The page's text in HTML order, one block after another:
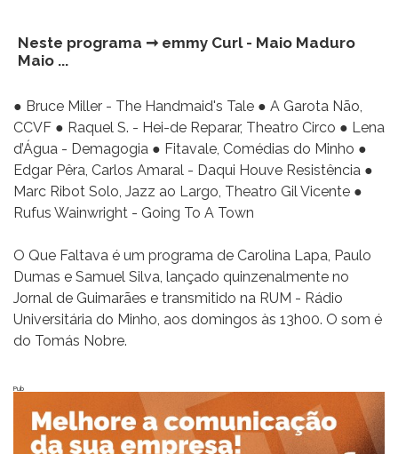
Neste programa ➞ emmy Curl - Maio Maduro
Maio ...
● Bruce Miller - The Handmaid's Tale ● A Garota Não,
CCVF ● Raquel S. - Hei-de Reparar, Theatro Circo ● Lena
d’Água - Demagogia ● Fitavale, Comédias do Minho ●
Edgar Pêra, Carlos Amaral - Daqui Houve Resistência ●
Marc Ribot Solo, Jazz ao Largo, Theatro Gil Vicente ●
Rufus Wainwright - Going To A Town
O Que Faltava é um programa de Carolina Lapa, Paulo
Dumas e Samuel Silva, lançado quinzenalmente no
Jornal de Guimarães e transmitido na RUM - Rádio
Universitária do Minho, aos domingos às 13h00. O som é
do Tomás Nobre.
Pub